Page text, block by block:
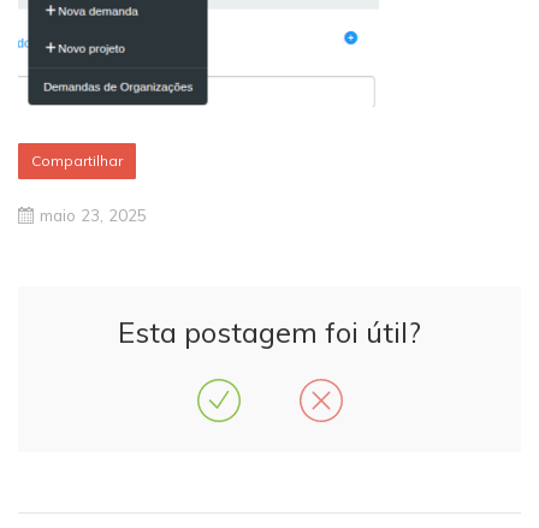
Compartilhar
maio 23, 2025
Esta postagem foi útil?